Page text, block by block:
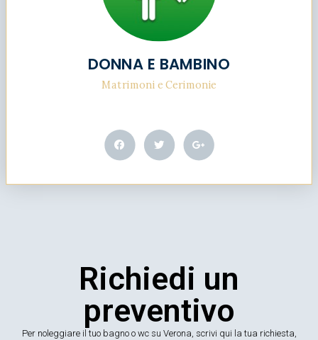
DONNA E BAMBINO
Matrimoni e Cerimonie
Richiedi un
preventivo
Per noleggiare il tuo bagno o wc su Verona, scrivi qui la tua richiesta,